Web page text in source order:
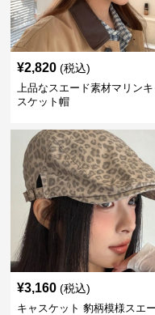
¥2,820 (税込)
上品なスエード素材マリンキ
スケット帽
¥3,160 (税込)
キャスケット 豹柄模様スエ